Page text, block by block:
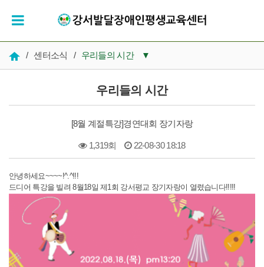
/ 센터소식 / 우리들의 시간 ▼
우리들의 시간
인재채용
우리들의 시간
[8월 계절특강]경연대회 장기자랑
1,319회 22-08-30 18:18
본문
안녕하세요~~~~!^.^!!!
드디어 특강을 빌려 8월18일 제1회 강서평교 장기자랑이 열렸습니다!!!!!